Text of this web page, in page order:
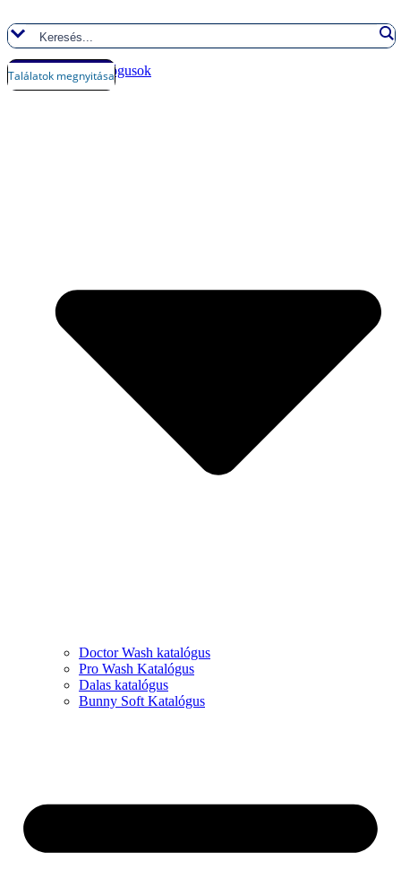
a
tartalomhoz
Találatok megnyitása
Márka katalógusok
Doctor Wash katalógus
Pro Wash Katalógus
Dalas katalógus
Bunny Soft Katalógus